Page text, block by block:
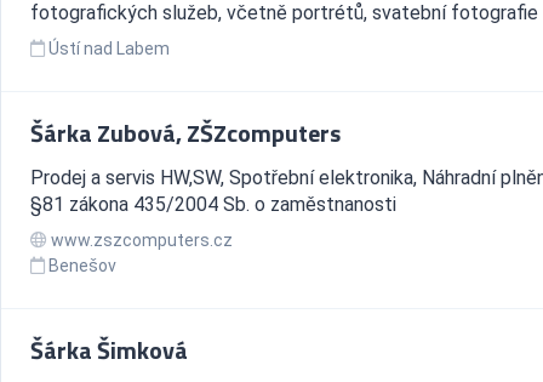
fotografických služeb, včetně portrétů, svatební fotografie
Ústí nad Labem
Šárka Zubová, ZŠZcomputers
Prodej a servis HW,SW, Spotřební elektronika, Náhradní
§81 zákona 435/2004 Sb. o zaměstnanosti
www.zszcomputers.cz
Benešov
Šárka Šimková